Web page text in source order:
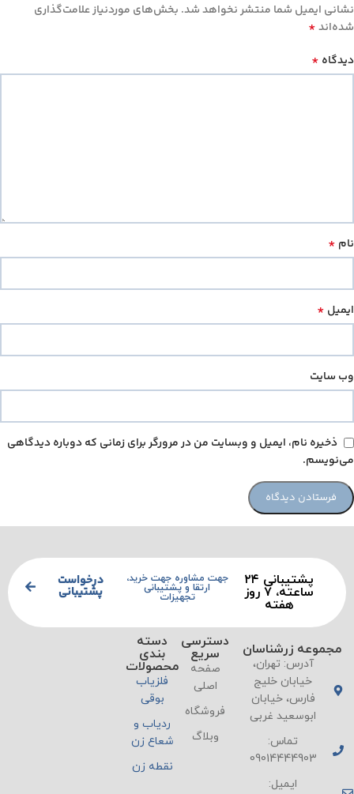
نشانی ایمیل شما منتشر نخواهد شد. بخش‌های موردنیاز علامت‌گذاری
شده‌اند*
دیدگاه *
نام *
ایمیل *
وب‌ سایت
ذخیره نام، ایمیل و وبسایت من در مرورگر برای زمانی که دوباره دیدگاهی
می‌نویسم.
پشتیبانی ۲۴
ساعته، ۷ روز
هفته
جهت مشاوره جهت خرید،
ارتقا و پشتیبانی
تجهیزات
درخواست
پشتیبانی
مجموعه زرشناسان
آدرس: تهران،
خیابان خلیج
فارس، خیابان
ابوسعید غربی
تماس:
09014444903
ایمیل:
دسترسی
سریع
صفحه
اصلی
فروشگاه
وبلاگ
دسته
بندی
محصولات
فلزیاب
بوقی
ردیاب و
شعاع زن
نقطه زن